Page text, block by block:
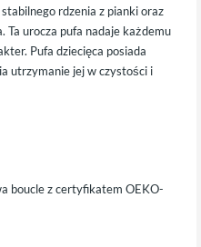
rdzenia z pianki oraz
urocza pufa nadaje każdemu
Pufa dziecięca posiada
utrzymanie jej w czystości i
boucle z certyfikatem OEKO-